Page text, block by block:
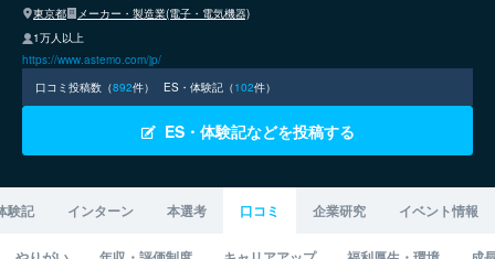
東京都
メーカー・製造業(電子・電気機器)
1万人以上
https://www.astemo.com/jp/
口コミ投稿数（892件） ES・体験記（102件）
ES・体験記などを投稿する
験記 インターン 本選考 口コミ 企業研究 イベント情報